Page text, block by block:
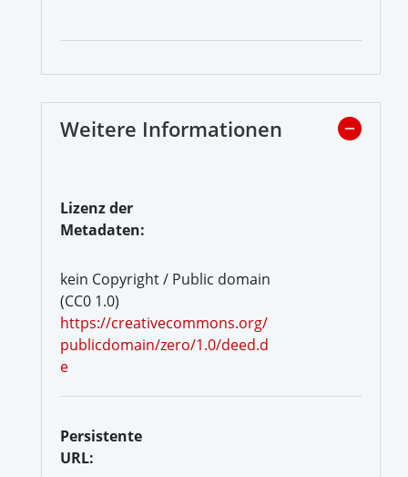
Weitere Informationen
Lizenz der
Metadaten:
kein Copyright / Public domain
(CC0 1.0)
https://creativecommons.org/
publicdomain/zero/1.0/deed.d
e
Persistente
URL: